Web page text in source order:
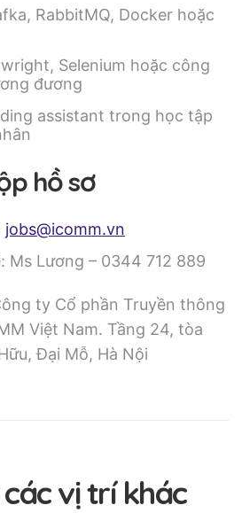
RabbitMQ, Docker hoặc
Selenium hoặc công
đương
assistant trong học tập
hồ sơ
jobs@icomm.vn
Ms Lương – 0344 712 889
ty Cổ phần Truyền thông
Việt Nam. Tầng 24, tòa
Đại Mỗ, Hà Nội
vị trí khác